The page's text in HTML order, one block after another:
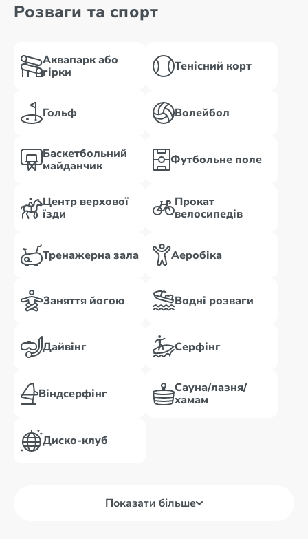
Розваги та спорт
Аквапарк або
гірки
Тенісний корт
Гольф Волейбол
Баскетбольний
майданчик
Футбольне поле
Центр верхової
їзди
Прокат
велосипедів
Тренажерна зала Аеробіка
Заняття йогою Водні розваги
Дайвінг Серфінг
Віндсерфінг
Сауна/лазня/
хамам
Диско-клуб
Показати більше